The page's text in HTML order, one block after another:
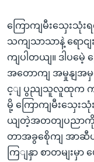
ကြောကျမီးသှေးသုံး
သကျသာသာနဲ့ ရောင
ကျပါတယျ။ ဒါပမ
အတောကျ အမှုနျအ
င့ျ ပွညျသူလူထုက က
မို့ ကြောကျမီးသှေး
ယျတဲ့အတတျပညာကို
တာအခွစေိုကျ အာဆီယံ
ကြျနှာ စာတမျးမှာ